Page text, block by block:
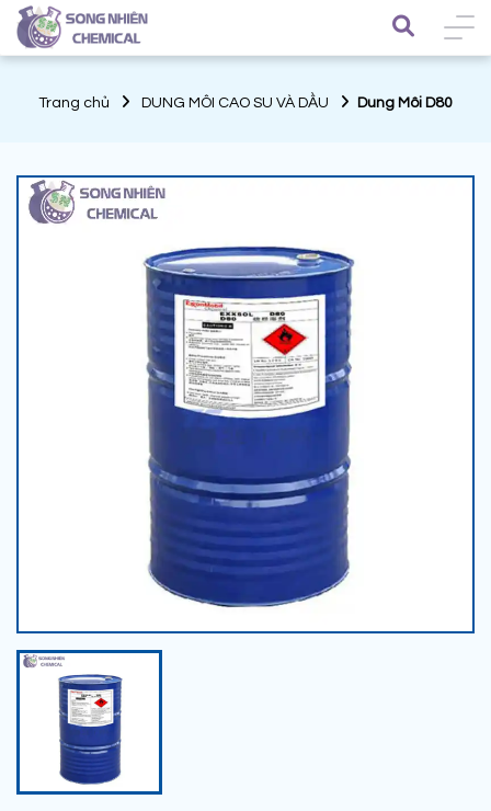
Trang chủ DUNG MÔI CAO SU VÀ DẦU Dung Môi D80